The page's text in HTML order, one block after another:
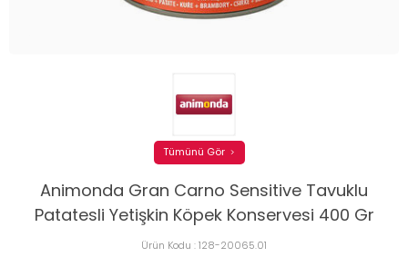
Animonda Gran Carno Sensitive Tavuklu
Patatesli Yetişkin Köpek Konservesi 400 Gr
Ürün Kodu :128-20065.01
Tümünü Gör